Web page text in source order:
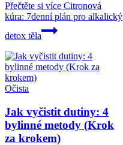
Přečtěte si více Citronová
kúra: 7denní plán pro alkalický
detox těla
Očista
Jak vyčistit dutiny: 4
bylinné metody (Krok
za krokem)